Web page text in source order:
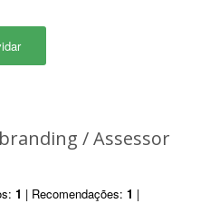
/ Assessor
1 | Recomendações: 1 |